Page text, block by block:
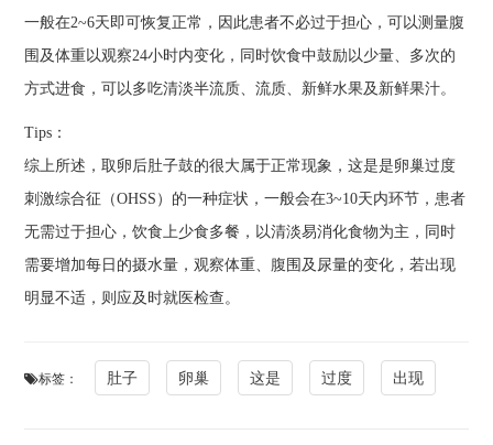
一般在2~6天即可恢复正常，因此患者不必过于担心，可以测量腹
围及体重以观察24小时内变化，同时饮食中鼓励以少量、多次的
方式进食，可以多吃清淡半流质、流质、新鲜水果及新鲜果汁。
Tips：
综上所述，取卵后肚子鼓的很大属于正常现象，这是是卵巢过度
刺激综合征（OHSS）的一种症状，一般会在3~10天内环节，患者
无需过于担心，饮食上少食多餐，以清淡易消化食物为主，同时
需要增加每日的摄水量，观察体重、腹围及尿量的变化，若出现
明显不适，则应及时就医检查。
标签： 肚子 卵巢 这是 过度 出现